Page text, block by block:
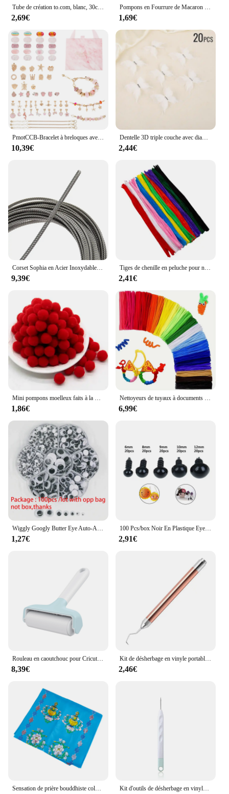
Tube de création to.com, blanc, 30cm, 100 pièces
2,69€
Pompons en Fourrure de Macaron Ik8 mm 10mm 15mm à 30mm, Doux, Bricolage, Artisanat, Décoration de Mariage, Colle sur Grille, Accessoires
1,69€
PmotCCB-Bracelet à breloques avec perles colorées, perles à grands trous, or, bijoux à bricoler soi-même, kit exécutif, 63 pièces
10,39€
Dentelle 3D triple couche avec diamant, gaze papillon, accessoires pour cheveux de mariée bricolage, matériel bijoux, boucles d'oreilles, accessoires de robe, 20 pièces
2,44€
9,39€
Tiges de chenille en peluche pour nettoyage de tuyaux pour enfant, jouet coloré, fait à la main, fournitures d'artisanat, 30cm, 50/100 pièces
2,41€
1,86€ 6,99€
1,27€
100 Pcs/box Noir En Plastique Eye Jouet Accessoires Noir Vis Oeil Jouet Accessoires En Peluche Poupée DIY Yeux G414
2,91€
8,39€
Kit de désherbage en vinyle portable avec lumière LED, outil de désherbage en vinyle, découpeur de projet thermocollant, dissolvant de papier vinyle avec crochets
2,46€
Sensation de prière bouddhiste colorée, ornement tibétain Hada, ruban imprimé de bon augure, 1PC Kit d'outils de désherbage en vinyle, bricolage, scrapbooking, silhouette de couture, instituts, mise en œuvre automobile, Cricut Maker, SilhouUP, outils à main, 6 pièces par ensemble